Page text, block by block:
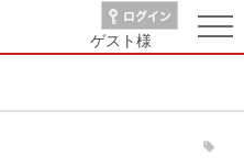
ゲスト様